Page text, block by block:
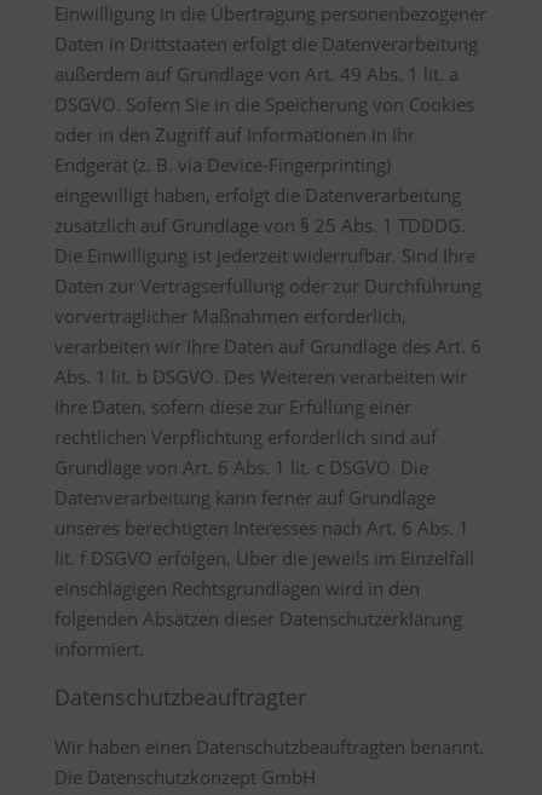
Einwilligung in die Übertragung personenbezogener
Daten in Drittstaaten erfolgt die Datenverarbeitung
außerdem auf Grundlage von Art. 49 Abs. 1 lit. a
DSGVO. Sofern Sie in die Speicherung von Cookies
oder in den Zugriff auf Informationen in Ihr
Endgerät (z. B. via Device-Fingerprinting)
eingewilligt haben, erfolgt die Datenverarbeitung
zusätzlich auf Grundlage von § 25 Abs. 1 TDDDG.
Die Einwilligung ist jederzeit widerrufbar. Sind Ihre
Daten zur Vertragserfüllung oder zur Durchführung
vorvertraglicher Maßnahmen erforderlich,
verarbeiten wir Ihre Daten auf Grundlage des Art. 6
Abs. 1 lit. b DSGVO. Des Weiteren verarbeiten wir
Ihre Daten, sofern diese zur Erfüllung einer
rechtlichen Verpflichtung erforderlich sind auf
Grundlage von Art. 6 Abs. 1 lit. c DSGVO. Die
Datenverarbeitung kann ferner auf Grundlage
unseres berechtigten Interesses nach Art. 6 Abs. 1
lit. f DSGVO erfolgen. Über die jeweils im Einzelfall
einschlägigen Rechtsgrundlagen wird in den
folgenden Absätzen dieser Datenschutzerklärung
informiert.
Datenschutzbeauftragter
Wir haben einen Datenschutzbeauftragten benannt.
Die Datenschutzkonzept GmbH